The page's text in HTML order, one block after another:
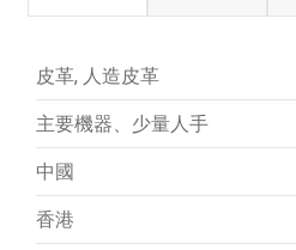
皮革, 人造皮革
主要機器、少量人手
中國
香港